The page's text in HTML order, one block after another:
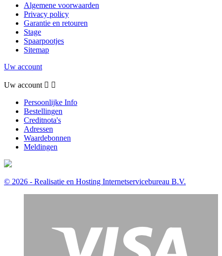
Algemene voorwaarden
Privacy policy
Garantie en retouren
Stage
Spaarpootjes
Sitemap
Uw account
Uw account  
Persoonlijke Info
Bestellingen
Creditnota's
Adressen
Waardebonnen
Meldingen
© 2026 - Realisatie en Hosting Internetservicebureau B.V.